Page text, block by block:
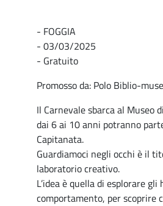
- FOGGIA
- 03/03/2025
- Gratuito
Promosso da: Polo Biblio-
Il Carnevale sbarca al Museo
dai 6 ai 10 anni potranno
Capitanata.
Guardiamoci negli occhi è il
laboratorio creativo.
L’idea è quella di esplorare
comportamento, per scoprire